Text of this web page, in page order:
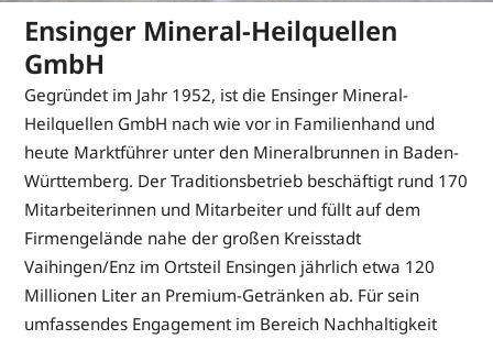
Ensinger Mineral-Heilquellen
GmbH
Gegründet im Jahr 1952, ist die Ensinger Mineral-
Heilquellen GmbH nach wie vor in Familienhand und
heute Marktführer unter den Mineralbrunnen in Baden-
Württemberg. Der Traditionsbetrieb beschäftigt rund 170
Mitarbeiterinnen und Mitarbeiter und füllt auf dem
Firmengelände nahe der großen Kreisstadt
Vaihingen/Enz im Ortsteil Ensingen jährlich etwa 120
Millionen Liter an Premium-Getränken ab. Für sein
umfassendes Engagement im Bereich Nachhaltigkeit